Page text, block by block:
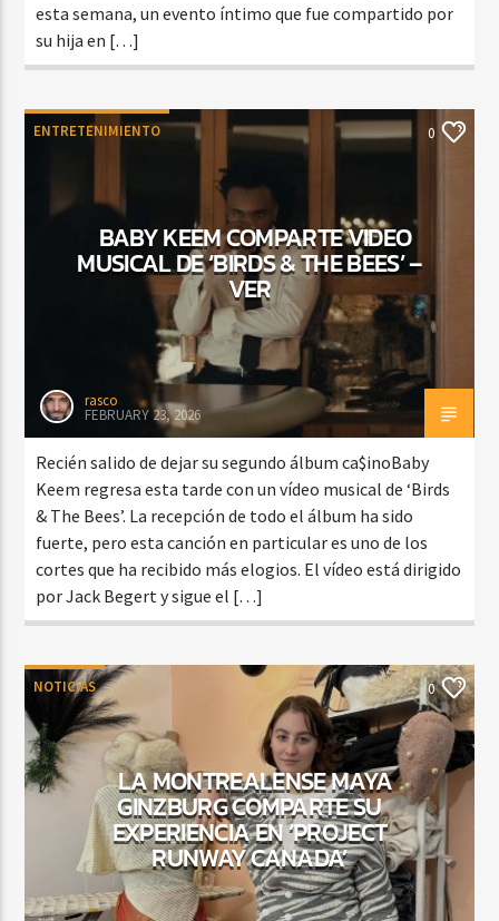
esta semana, un evento íntimo que fue compartido por
su hija en […]
ENTRETENIMIENTO 0
BABY KEEM COMPARTE VIDEO
MUSICAL DE ‘BIRDS & THE BEES’ –
VER
rasco
FEBRUARY 23, 2026
Recién salido de dejar su segundo álbum ca$inoBaby
Keem regresa esta tarde con un vídeo musical de ‘Birds
& The Bees’. La recepción de todo el álbum ha sido
fuerte, pero esta canción en particular es uno de los
cortes que ha recibido más elogios. El vídeo está dirigido
por Jack Begert y sigue el […]
NOTICIAS 0
LA MONTREALENSE MAYA
GINZBURG COMPARTE SU
EXPERIENCIA EN ‘PROJECT
RUNWAY CANADA’